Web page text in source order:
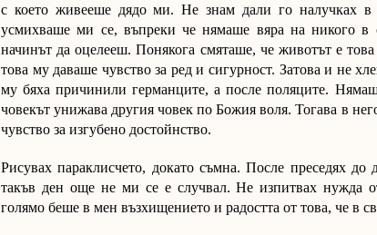
с което живееше дядо ми. Не знам дали го налучках
усмихваше ми се, въпреки че нямаше вяра на никого в
начинът да оцелееш. Понякога смяташе, че животът е
това му даваше чувство за ред и сигурност. Затова и не
му бяха причинили германците, а после поляците.
човекът унижава другия човек по Божия воля. Тогава в
чувство за изгубено достойнство.
Рисувах параклисчето, докато съмна. После преседях до
такъв ден още не ми се е случвал. Не изпитвах нужда
голямо беше в мен възхищението и радостта от това, че в